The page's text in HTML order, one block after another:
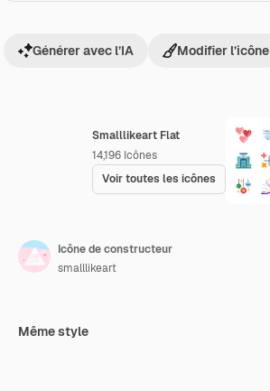
Smalllikeart Flat
14,196 Icônes
Voir toutes les icônes
Générer avec l’IA Modifier l’icône
Icône de constructeur
smalllikeart
Même style